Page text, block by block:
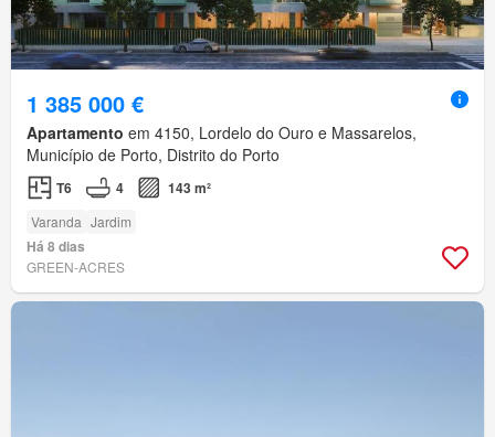
1 385 000 €
Apartamento em 4150, Lordelo do Ouro e Massarelos,
Município de Porto, Distrito do Porto
T6 4 143 m²
Varanda Jardim
Há 8 dias
GREEN-ACRES